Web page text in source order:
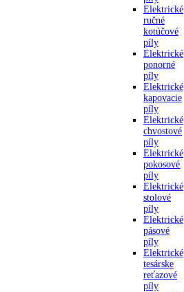
Elektrické
ručné
kotúčové
píly
Elektrické
ponorné
píly
Elektrické
kapovacie
píly
Elektrické
chvostové
píly
Elektrické
pokosové
píly
Elektrické
stolové
píly
Elektrické
pásové
píly
Elektrické
tesárske
reťazové
píly